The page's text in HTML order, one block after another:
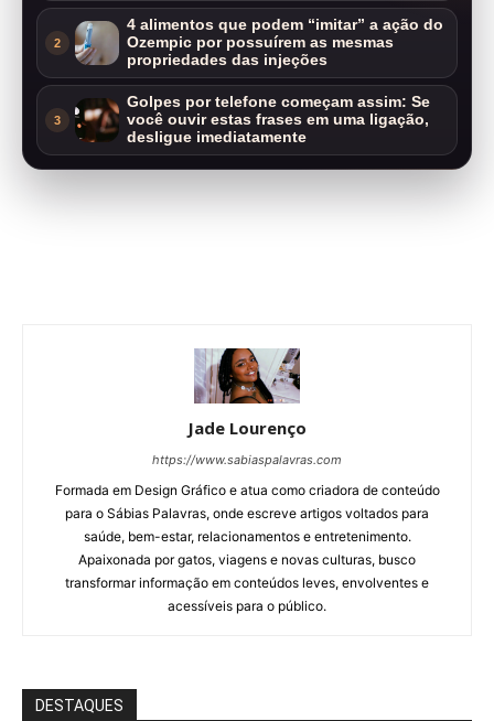
2
4 alimentos que podem “imitar” a ação do
Ozempic por possuírem as mesmas
propriedades das injeções
3
Golpes por telefone começam assim: Se
você ouvir estas frases em uma ligação,
desligue imediatamente
Jade Lourenço
https://www.sabiaspalavras.com
Formada em Design Gráfico e atua como criadora de conteúdo
para o Sábias Palavras, onde escreve artigos voltados para
saúde, bem-estar, relacionamentos e entretenimento.
Apaixonada por gatos, viagens e novas culturas, busco
transformar informação em conteúdos leves, envolventes e
acessíveis para o público.
DESTAQUES